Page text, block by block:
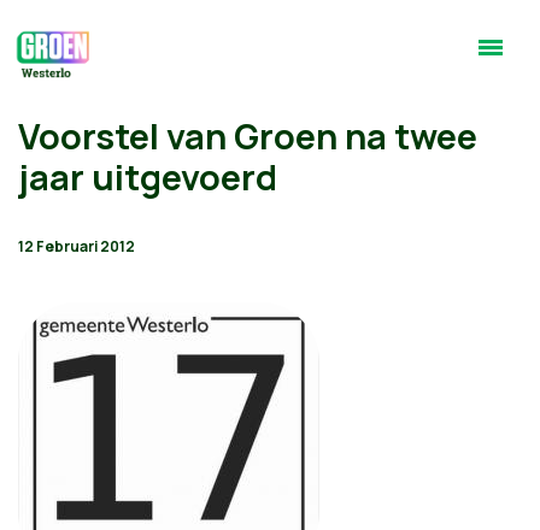
Voorstel van Groen na twee
jaar uitgevoerd
12 Februari 2012